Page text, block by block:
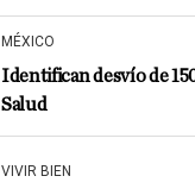
MÉXICO
Identifican desvío de
Salud
VIVIR BIEN